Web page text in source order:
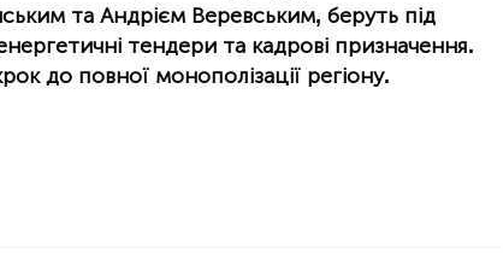
та Андрієм Веревським, беруть під
тендери та кадрові призначення.
до повної монополізації регіону.